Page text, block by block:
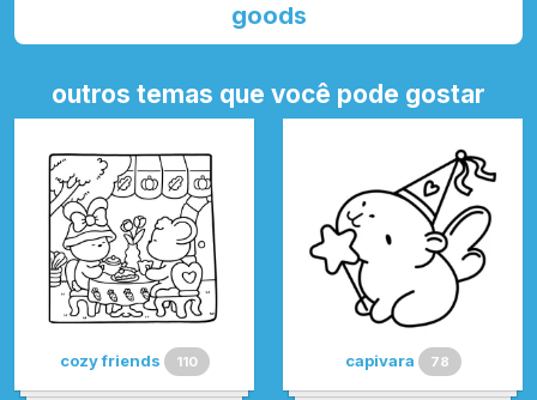
goods
outros temas que você pode gostar
cozy friends 110 capivara 78